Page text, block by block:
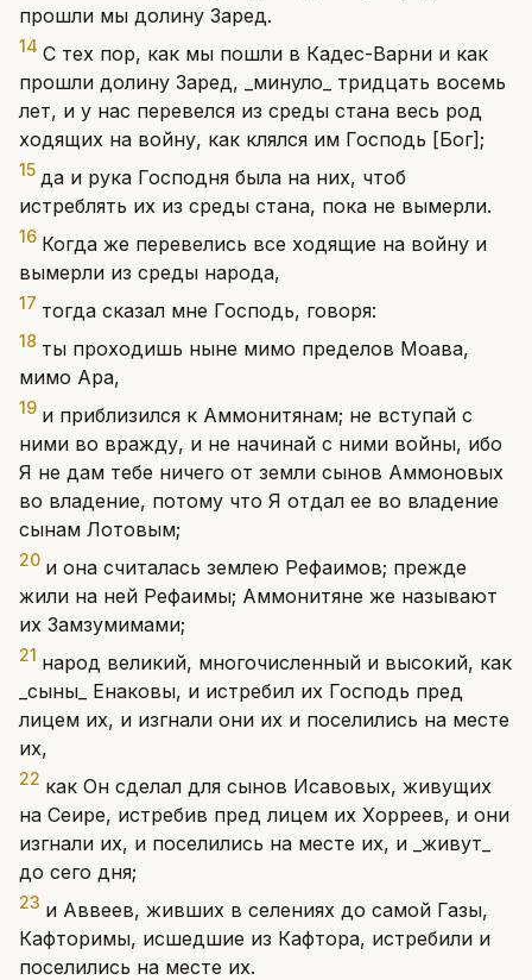
прошли мы долину Заред.
14 С тех пор, как мы пошли в Кадес-Варни и как
прошли долину Заред, _минуло_ тридцать восемь
лет, и у нас перевелся из среды стана весь род
ходящих на войну, как клялся им Господь [Бог];
15 да и рука Господня была на них, чтоб
истреблять их из среды стана, пока не вымерли.
16 Когда же перевелись все ходящие на войну и
вымерли из среды народа,
17 тогда сказал мне Господь, говоря:
18 ты проходишь ныне мимо пределов Моава,
мимо Ара,
19 и приблизился к Аммонитянам; не вступай с
ними во вражду, и не начинай с ними войны, ибо
Я не дам тебе ничего от земли сынов Аммоновых
во владение, потому что Я отдал ее во владение
сынам Лотовым;
20 и она считалась землею Рефаимов; прежде
жили на ней Рефаимы; Аммонитяне же называют
их Замзумимами;
21 народ великий, многочисленный и высокий, как
_сыны_ Енаковы, и истребил их Господь пред
лицем их, и изгнали они их и поселились на месте
их,
22 как Он сделал для сынов Исавовых, живущих
на Сеире, истребив пред лицем их Хорреев, и они
изгнали их, и поселились на месте их, и _живут_
до сего дня;
23 и Аввеев, живших в селениях до самой Газы,
Кафторимы, исшедшие из Кафтора, истребили и
поселились на месте их.